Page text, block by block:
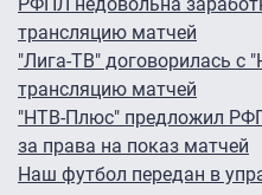
РФПЛ недовольна
трансляцию матчей
"Лига-ТВ" договорилась с
трансляцию матчей
"НТВ-Плюс" предложил
за права на показ матчей
Наш футбол передан в